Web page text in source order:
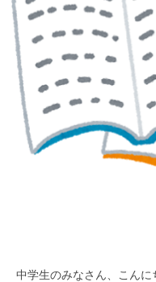
中学生のみなさん、こんに